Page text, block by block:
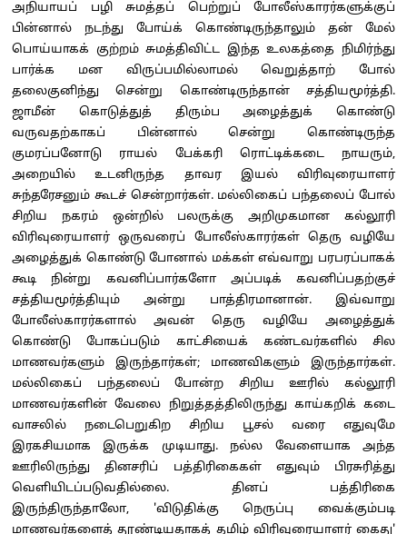
அநியாயப் பழி சுமத்தப் பெற்றுப் போலீஸ்காரர்களுக்குப்
பின்னால் நடந்து போய்க் கொண்டிருந்தாலும் தன் மேல்
பொய்யாகக் குற்றம் சுமத்திவிட்ட இந்த உலகத்தை நிமிர்ந்து
பார்க்க மன விருப்பமில்லாமல் வெறுத்தாற் போல்
தலைகுனிந்து சென்று கொண்டிருந்தான் சத்தியமூர்த்தி.
ஜாமீன் கொடுத்துத் திரும்ப அழைத்துக் கொண்டு
வருவதற்காகப் பின்னால் சென்று கொண்டிருந்த
குமரப்பனோடு ராயல் பேக்கரி ரொட்டிக்கடை நாயரும்,
அறையில் உடனிருந்த தாவர இயல் விரிவுரையாளர்
சுந்தரேசனும் கூடச் சென்றார்கள். மல்லிகைப் பந்தலைப் போல்
சிறிய நகரம் ஒன்றில் பலருக்கு அறிமுகமான கல்லூரி
விரிவுரையாளர் ஒருவரைப் போலீஸ்காரர்கள் தெரு வழியே
அழைத்துக் கொண்டு போனால் மக்கள் எவ்வாறு பரபரப்பாகக்
கூடி நின்று கவனிப்பார்களோ அப்படிக் கவனிப்பதற்குச்
சத்தியமூர்த்தியும் அன்று பாத்திரமானான். இவ்வாறு
போலீஸ்காரர்களால் அவன் தெரு வழியே அழைத்துக்
கொண்டு போகப்படும் காட்சியைக் கண்டவர்களில் சில
மாணவர்களும் இருந்தார்கள்; மாணவிகளும் இருந்தார்கள்.
மல்லிகைப் பந்தலைப் போன்ற சிறிய ஊரில் கல்லூரி
மாணவர்களின் வேலை நிறுத்தத்திலிருந்து காய்கறிக் கடை
வாசலில் நடைபெறுகிற சிறிய பூசல் வரை எதுவுமே
இரகசியமாக இருக்க முடியாது. நல்ல வேளையாக அந்த
ஊரிலிருந்து தினசரிப் பத்திரிகைகள் எதுவும் பிரசுரித்து
வெளியிடப்படுவதில்லை. தினப் பத்திரிகை
இருந்திருந்தாலோ, 'விடுதிக்கு நெருப்பு வைக்கும்படி
மாணவர்களைத் தூண்டியதாகத் தமிழ் விரிவுரையாளர் கைது'